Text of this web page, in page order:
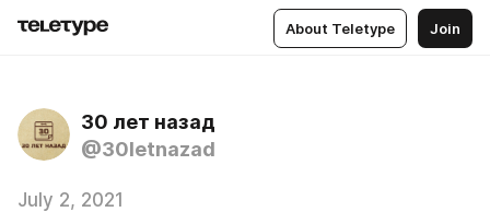
About Teletype Join
30 лет назад
@30letnazad
July 2, 2021